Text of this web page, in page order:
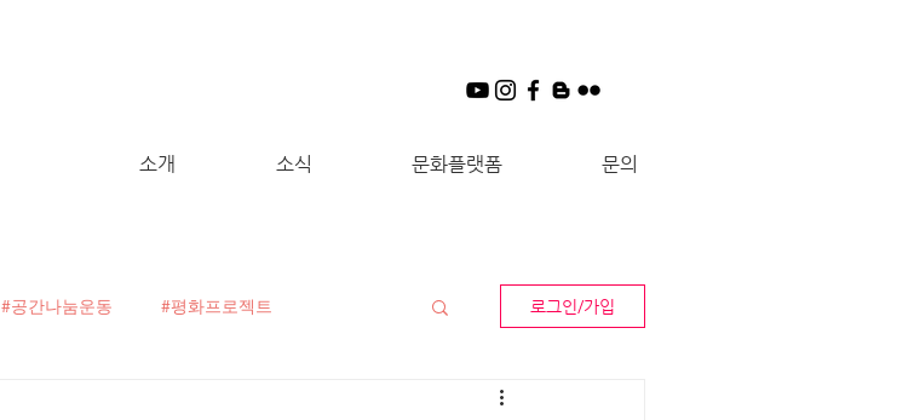
소개 소식 문화플랫폼 문의
#공간나눔운동 #평화프로젝트 로그인/가입